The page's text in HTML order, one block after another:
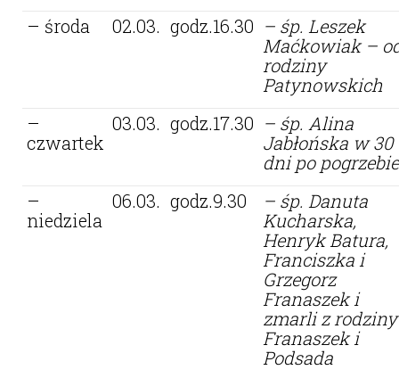
– środa
02.03. godz.16.30 – śp. Leszek
Maćkowiak –
rodziny
Patynowskich
–
czwartek
03.03. godz.17.30 – śp. Alina
Jabłońska w 30
dni po pogrzebie
–
niedziela
06.03. godz.9.30
– śp. Danuta
Kucharska,
Henryk Batura,
Franciszka i
Grzegorz
Franaszek i
zmarli z rodziny
Franaszek i
Podsada